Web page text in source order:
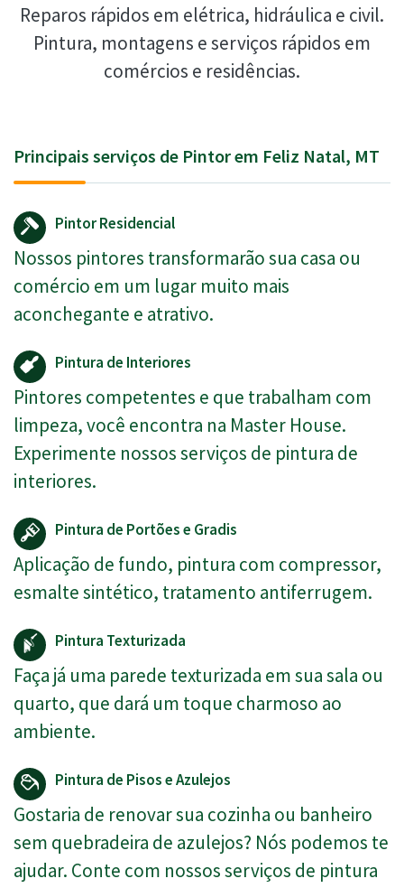
Reparos rápidos em elétrica, hidráulica e civil.
Pintura, montagens e serviços rápidos em
comércios e residências.
Principais serviços de Pintor em Feliz Natal, MT
Pintor Residencial
Nossos pintores transformarão sua casa ou
comércio em um lugar muito mais
aconchegante e atrativo.
Pintura de Interiores
Pintores competentes e que trabalham com
limpeza, você encontra na Master House.
Experimente nossos serviços de pintura de
interiores.
Pintura de Portões e Gradis
Aplicação de fundo, pintura com compressor,
esmalte sintético, tratamento antiferrugem.
Pintura Texturizada
Faça já uma parede texturizada em sua sala ou
quarto, que dará um toque charmoso ao
ambiente.
Pintura de Pisos e Azulejos
Gostaria de renovar sua cozinha ou banheiro
sem quebradeira de azulejos? Nós podemos te
ajudar. Conte com nossos serviços de pintura